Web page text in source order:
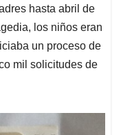
hasta abril de
los niños eran
un proceso de
mil solicitudes de